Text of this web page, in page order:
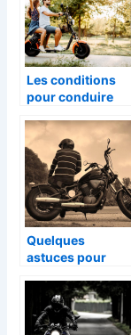
Les conditions
pour conduire
scooter
électrique
Quelques
astuces pour
moto ?